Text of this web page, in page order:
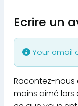
Ecrire un
Your email
Racontez-nous
moins aimé lors